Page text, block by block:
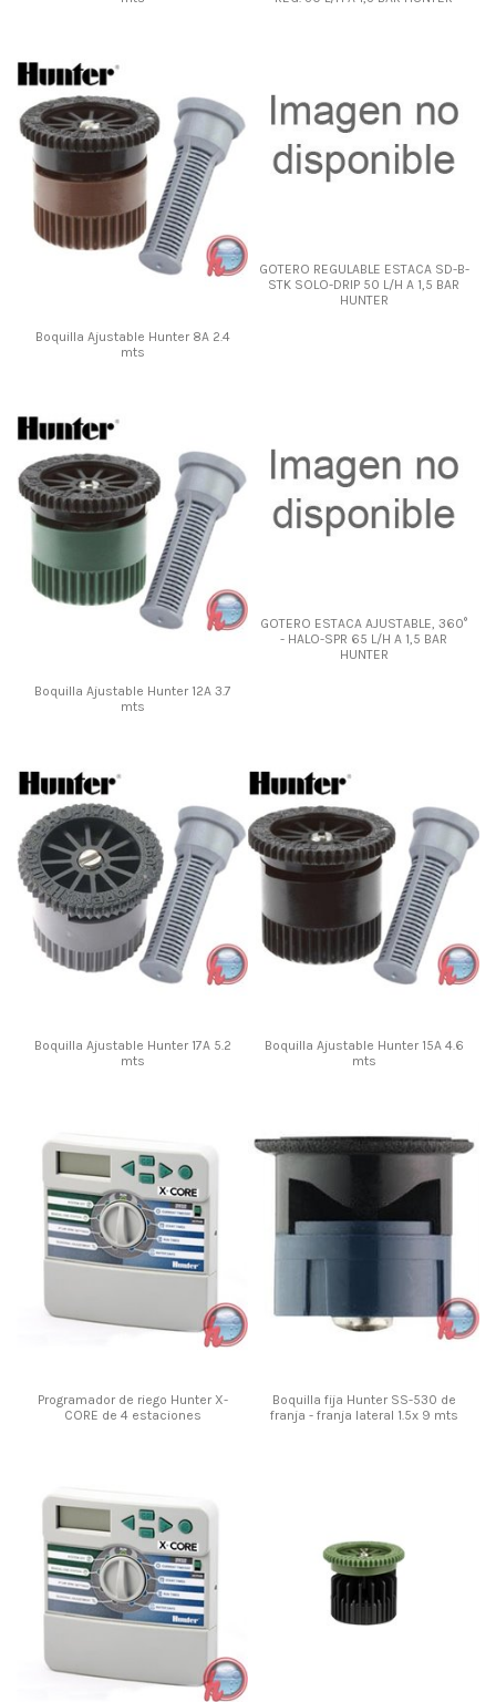
Boquilla Ajustable Hunter 8A 2.4
mts
GOTERO REGULABLE ESTACA SD-B-
STK SOLO-DRIP 50 L/H A 1,5 BAR
HUNTER
Boquilla Ajustable Hunter 12A 3.7
mts
GOTERO ESTACA AJUSTABLE, 360°
- HALO-SPR 65 L/H A 1,5 BAR
HUNTER
Boquilla Ajustable Hunter 17A 5.2
mts
Boquilla Ajustable Hunter 15A 4.6
mts
Programador de riego Hunter X-
CORE de 4 estaciones
Boquilla fija Hunter SS-530 de
franja - franja lateral 1.5x 9 mts